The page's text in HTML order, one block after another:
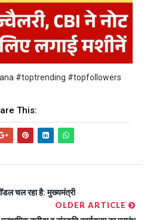
#toptrending #topfollowers
This:
चल रहा है: मुख्यमंत्री
OLDER ARTICLE